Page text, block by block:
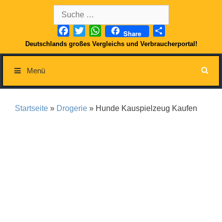
nach:
Facebook
TwitterWhatsApp
Share
Deutschlands großes Vergleichs und Verbraucherportal!
Menü
Startseite » Drogerie » Hunde Kauspielzeug Kaufen